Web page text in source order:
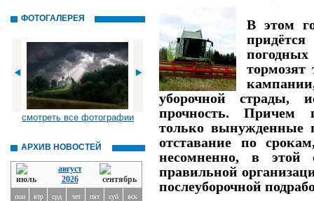
ФОТОГАЛЕРЕЯ
смотреть все фотографии
АРХИВ НОВОСТЕЙ
август
2026
пон втр срд чет пят суб вск
В этом
тормозят
уборочной страды,
прочность. Причем
только вынужденные
отставание по
несомненно, в этой
правильной
послеуборочной